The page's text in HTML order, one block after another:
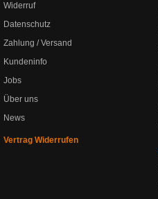
Widerruf
Datenschutz
Zahlung / Versand
Kundeninfo
Jobs
Über uns
News
Vertrag Widerrufen